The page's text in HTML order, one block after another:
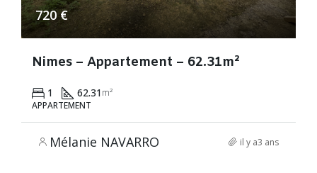
720 €
Nimes – Appartement – 62.31m²
1 62.31m²
APPARTEMENT
Mélanie NAVARRO il y a3 ans